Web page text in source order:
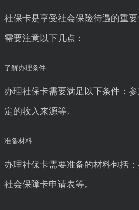
社保卡是享受社会保险待遇的重
需要注意以下几点：
了解办理条件
办理社保卡需要满足以下条件：
定的收入来源等。
准备材料
办理社保卡需要准备的材料包括：
社会保障卡申请表等。